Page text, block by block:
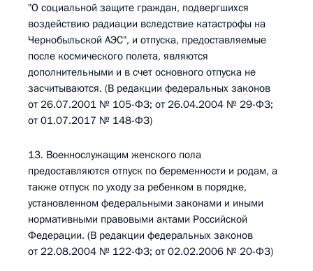
"О социальной защите граждан, подвергшихся
воздействию радиации вследствие катастрофы на
Чернобыльской АЭС", и отпуска, предоставляемые
после космического полета, являются
дополнительными и в счет основного отпуска не
засчитываются. (В редакции федеральных законов
от 26.07.2001 № 105-ФЗ; от 26.04.2004 № 29-ФЗ;
от 01.07.2017 № 148-ФЗ)
13. Военнослужащим женского пола
предоставляются отпуск по беременности и родам, а
также отпуск по уходу за ребенком в порядке,
установленном федеральными законами и иными
нормативными правовыми актами Российской
Федерации. (В редакции федеральных законов
от 22.08.2004 № 122-ФЗ; от 02.02.2006 № 20-ФЗ)